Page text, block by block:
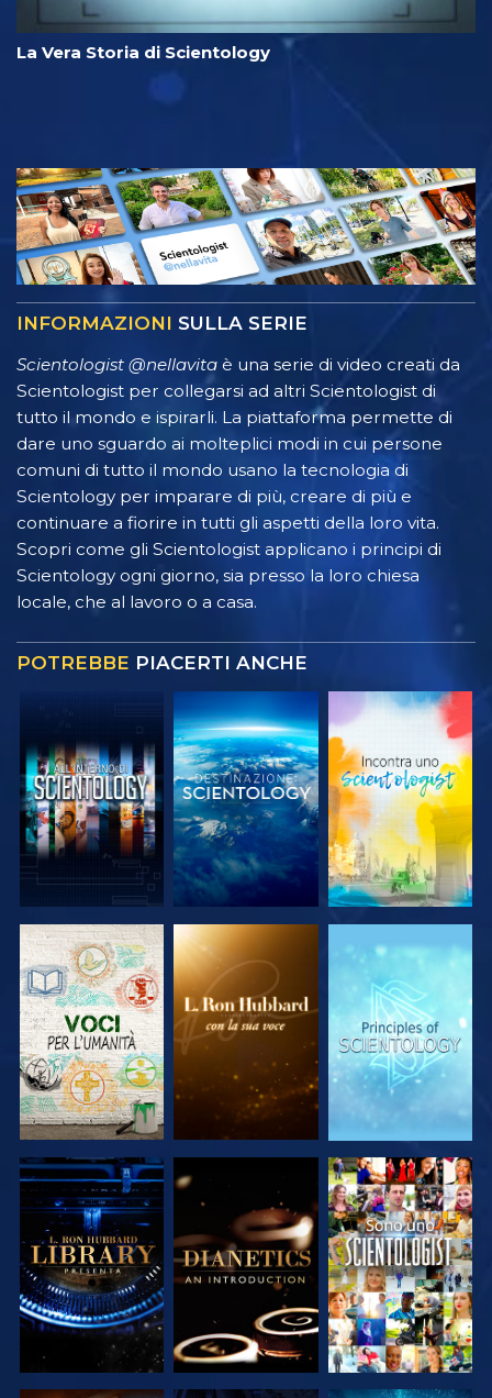
La Vera Storia di Scientology
INFORMAZIONI SULLA SERIE
Scientologist @nellavita è una serie di video creati da
Scientologist per collegarsi ad altri Scientologist di
tutto il mondo e ispirarli. La piattaforma permette di
dare uno sguardo ai molteplici modi in cui persone
comuni di tutto il mondo usano la tecnologia di
Scientology per imparare di più, creare di più e
continuare a fiorire in tutti gli aspetti della loro vita.
Scopri come gli Scientologist applicano i principi di
Scientology ogni giorno, sia presso la loro chiesa
locale, che al lavoro o a casa.
POTREBBE PIACERTI ANCHE
ESPLORA LE
SERIE
ESPLORA LE
SERIE
ESPLORA LE
SERIE
ESPLORA LE
SERIE
ESPLORA LE
SERIE
GUARDA